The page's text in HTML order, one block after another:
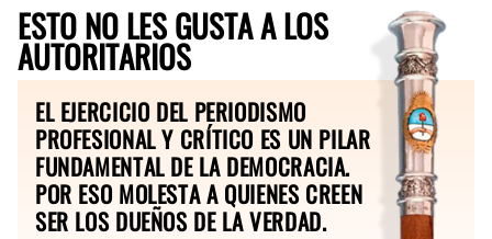
ESTO NO LES GUSTA A LOS
AUTORITARIOS
EL EJERCICIO DEL PERIODISMO
PROFESIONAL Y CRÍTICO ES UN PILAR
FUNDAMENTAL DE LA DEMOCRACIA.
POR ESO MOLESTA A QUIENES CREEN
SER LOS DUEÑOS DE LA VERDAD.